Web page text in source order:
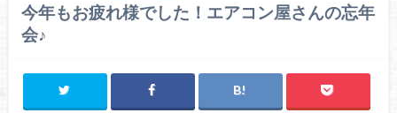
今年もお疲れ様でした！エアコン屋さんの忘年
会♪